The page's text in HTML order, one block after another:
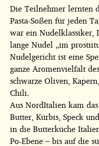
Die Teilnehmer lernten
Pasta-Soßen für jeden
war ein Nudelklassiker,
lange Nudel „im
Nudelgericht ist eine
ganze Aromenvielfalt
schwarze Oliven,
Chili.
Aus NordItalien kam
Butter, Kürbis, Speck
in die Butterküche
Po-Ebene – bis auf die